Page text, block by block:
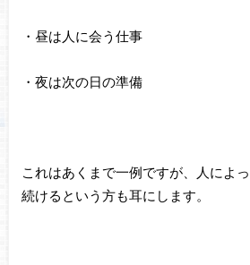
・昼は人に会う仕事
・夜は次の日の準備
これはあくまで一例ですが、人によ
続けるという方も耳にします。